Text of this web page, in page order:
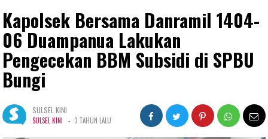
Kapolsek Bersama Danramil 1404-
06 Duampanua Lakukan
Pengecekan BBM Subsidi di SPBU
Bungi
SULSEL KINI
SULSEL KINI - 3 TAHUN LALU